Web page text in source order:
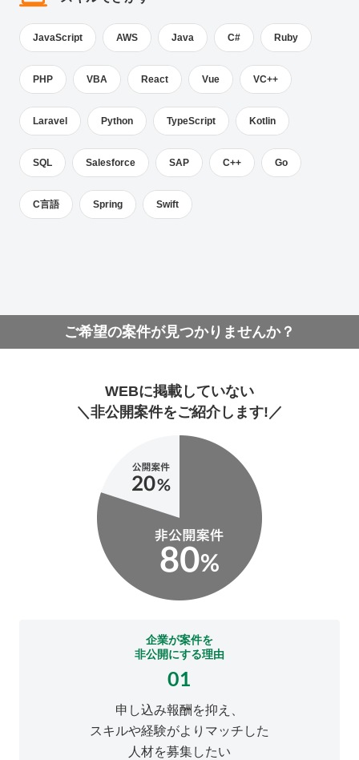
JavaScript AWS Java C# Ruby
PHP VBA React Vue VC++
Laravel Python TypeScript Kotlin
SQL Salesforce SAP C++ Go
C言語 Spring Swift
ご希望の案件が見つかりませんか？
WEBに掲載していない
＼非公開案件をご紹介します!／
企業が案件を
非公開にする理由
01
申し込み報酬を抑え、
スキルや経験がよりマッチした
人材を募集したい